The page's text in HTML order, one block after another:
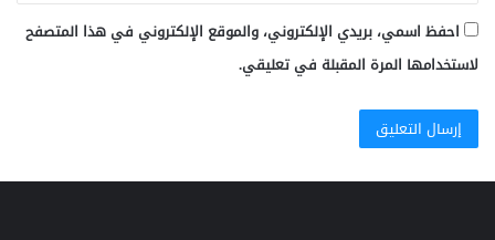
احفظ اسمي، بريدي الإلكتروني، والموقع الإلكتروني في هذا المتصفح
لاستخدامها المرة المقبلة في تعليقي.